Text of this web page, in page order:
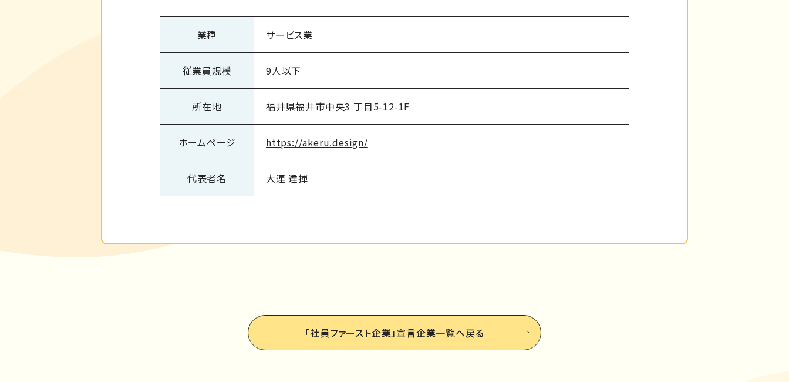
業種 サービス業
従業員規模 9人以下
所在地 福井県福井市中央3 丁目5-12-1F
ホームページ https://akeru.design/
代表者名 大連 達揮
「社員ファースト企業」宣言企業一覧へ戻る